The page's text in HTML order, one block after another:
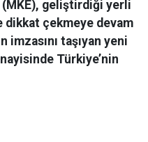
(MKE), geliştirdiği yerli
çekmeye devam
taşıyan yeni
Türkiye’nin